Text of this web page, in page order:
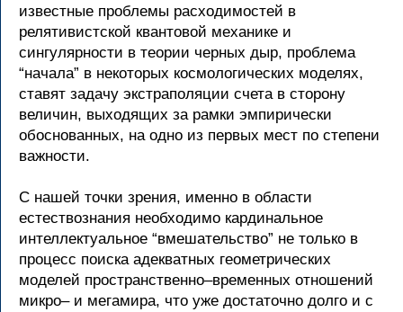
известные проблемы расходимостей в
релятивистской квантовой механике и
сингулярности в теории черных дыр, проблема
“начала” в некоторых космологических моделях,
ставят задачу экстраполяции счета в сторону
величин, выходящих за рамки эмпирически
обоснованных, на одно из первых мест по степени
важности.
С нашей точки зрения, именно в области
естествознания необходимо кардинальное
интеллектуальное “вмешательство” не только в
процесс поиска адекватных геометрических
моделей пространственно–временных отношений
микро– и мегамира, что уже достаточно долго и с